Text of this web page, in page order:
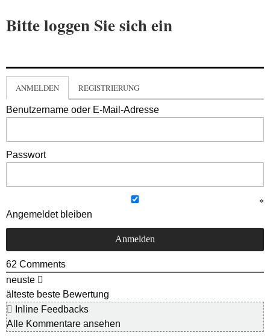
Bitte loggen Sie sich ein
ANMELDEN REGISTRIERUNG
Benutzername oder E-Mail-Adresse
Passwort
Angemeldet bleiben
62 Comments
neuste
älteste beste Bewertung
Inline Feedbacks
Alle Kommentare ansehen